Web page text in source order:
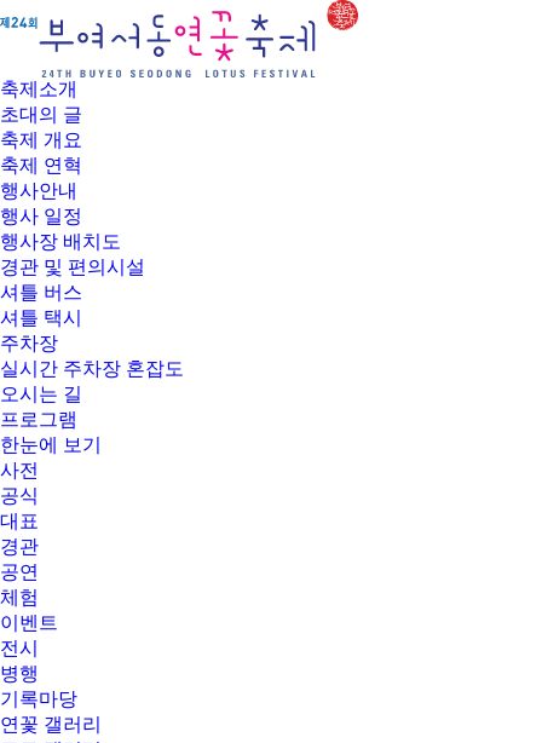
축제소개
초대의 글
축제 개요
축제 연혁
행사안내
행사 일정
행사장 배치도
경관 및 편의시설
셔틀 버스
셔틀 택시
주차장
실시간 주차장 혼잡도
오시는 길
프로그램
한눈에 보기
사전
공식
대표
경관
공연
체험
이벤트
전시
병행
기록마당
연꽃 갤러리